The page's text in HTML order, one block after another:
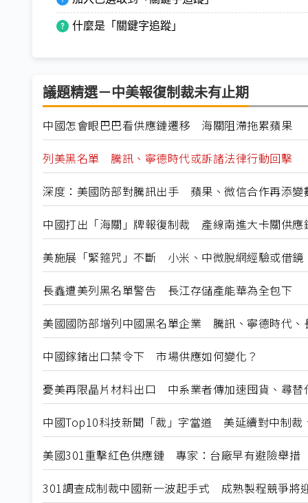
什麼是「關鍵字追蹤」
議題精選－中美報復制裁未有止期
中國怎會眼巴巴看供應鏈遷移 海關阻滯拖累蘋果
列美黑名單 騰訊、寧德時代或訴諸法律行動回擊
深度：美國防部對騰訊出手 蘋果、微信合作再添變
中國打出「海關」牌報復制裁 產線南進大卡關供應
美施展「緊箍咒」不斷 小米、中微脫網經驗或借鏡
長鑫遭美列黑名單警告 長江存儲產能華為全包下
美國國防部增列中國黑名單企業 騰訊、寧德時代、
中國鎵鍺出口禁令下 市場供應如何變化？
憂美再限晶片材料出口 中系業者傳加速囤貨、尋替
中國Top10科技新聞「裁」字當道 美延續對中制裁
美國301重擊紅色供應鏈 專家：台廠早有避險舉措
301調查成制裁中國新一波起手式 成熟製程競爭將